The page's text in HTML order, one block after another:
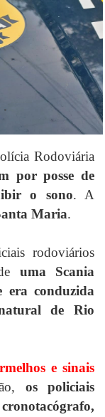
Rodoviária
por posse de
o sono. A
Maria.
rodoviários
uma Scania
era conduzida
de Rio
e sinais
os policiais